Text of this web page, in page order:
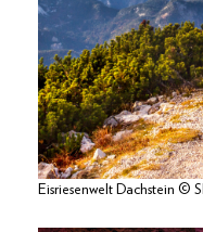
Eisriesenwelt Dachstein ©